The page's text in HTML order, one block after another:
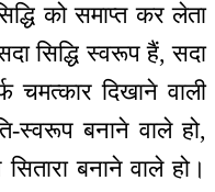
को समाप्त कर लेता
सिद्धि स्वरूप हैं, सदा
चमत्कार दिखाने वाली
स्वरूप बनाने वाले हो,
बनाने वाले हो।